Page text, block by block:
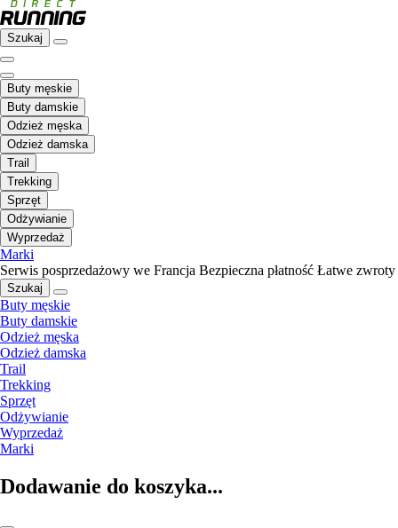
Szukaj
Buty męskie
Buty damskie
Odzież męska
Odzież damska
Trail
Trekking
Sprzęt
Odżywianie
Wyprzedaż
Marki
Serwis posprzedażowy we Francja Bezpieczna płatność Łatwe zwroty
Szukaj
Buty męskie
Buty damskie
Odzież męska
Odzież damska
Trail
Trekking
Sprzęt
Odżywianie
Wyprzedaż
Marki
Dodawanie do koszyka...